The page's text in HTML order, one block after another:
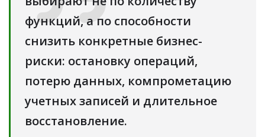
функций, а по способности
снизить конкретные бизнес-
риски: остановку операций,
потерю данных, компрометацию
учетных записей и длительное
восстановление.